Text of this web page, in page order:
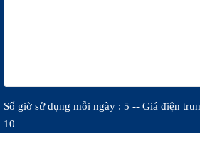
Số giờ sử dụng mỗi ngày : 5 -- Giá điện
10